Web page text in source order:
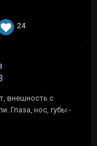
24
внешность с
Глаза, нос, губы -